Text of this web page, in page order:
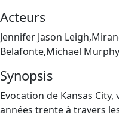
Acteurs
Jennifer Jason
Belafonte,Michael
Synopsis
Evocation de Kansas
années trente à travers